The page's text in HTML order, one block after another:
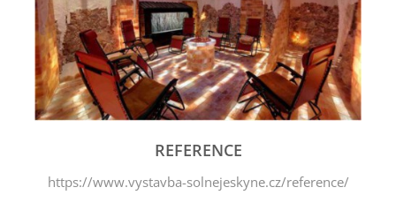
REFERENCE
https://www.vystavba-solnejeskyne.cz/reference/